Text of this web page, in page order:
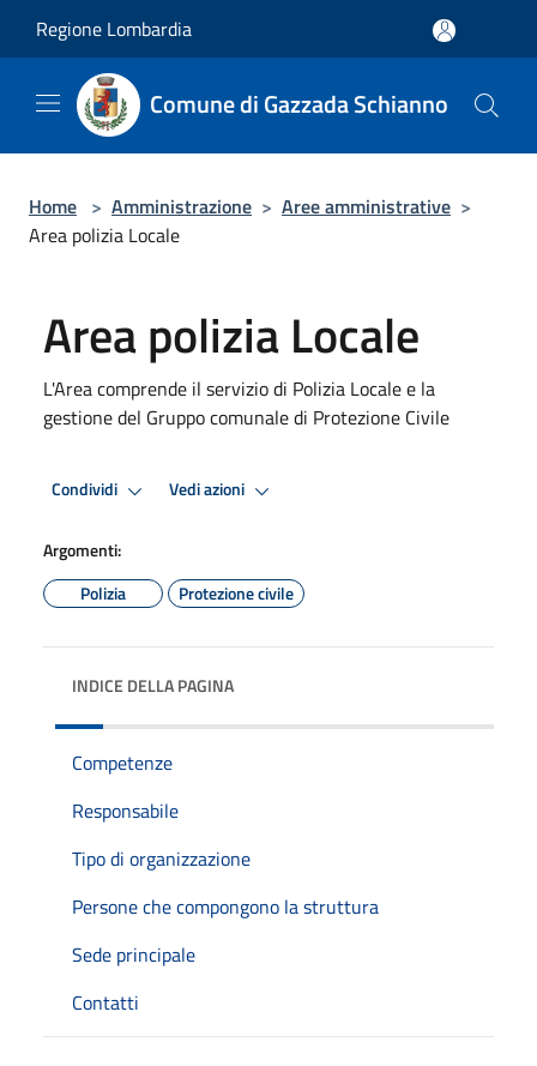
Regione Lombardia
Comune di Gazzada Schianno
Home > Amministrazione > Aree amministrative >
Area polizia Locale
Area polizia Locale
L'Area comprende il servizio di Polizia Locale e la
gestione del Gruppo comunale di Protezione Civile
Condividi Vedi azioni
Argomenti:
Polizia
Protezione civile
INDICE DELLA PAGINA
Competenze
Responsabile
Tipo di organizzazione
Persone che compongono la struttura
Sede principale
Contatti